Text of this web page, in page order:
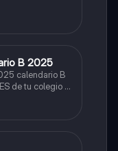
B 2025
calendario B
de tu colegio y
aquella